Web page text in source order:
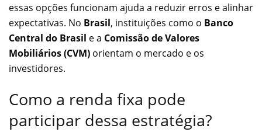
essas opções funcionam ajuda a reduzir erros e alinhar
expectativas. No Brasil, instituições como o Banco
Central do Brasil e a Comissão de Valores
Mobiliários (CVM) orientam o mercado e os
investidores.
Como a renda fixa pode
participar dessa estratégia?